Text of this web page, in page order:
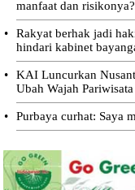
manfaat dan risikonya?
•
Rakyat berhak jadi
hindari kabinet
•
KAI Luncurkan
Ubah Wajah
• Purbaya curhat: Saya